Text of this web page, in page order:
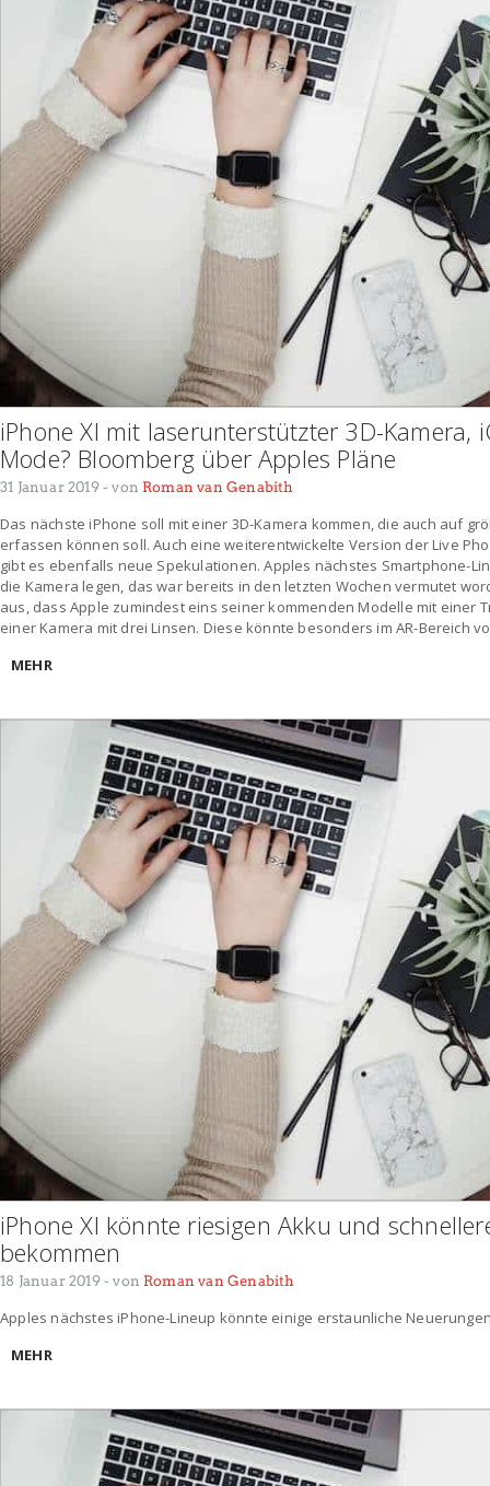
iPhone XI mit laserunterstützter 3D-Kamera,
Mode? Bloomberg über Apples Pläne
31 Januar 2019- von Roman van Genabith
Das nächste iPhone soll mit einer 3D-Kamera kommen, die auch auf
erfassen können soll. Auch eine weiterentwickelte Version der Live
gibt es ebenfalls neue Spekulationen. Apples nächstes Smartphone-
die Kamera legen, das war bereits in den letzten Wochen vermutet
aus, dass Apple zumindest eins seiner kommenden Modelle mit einer
einer Kamera mit drei Linsen. Diese könnte besonders im AR-Bereich
MEHR
iPhone XI könnte riesigen Akku und
bekommen
18 Januar 2019- von Roman van Genabith
Apples nächstes iPhone-Lineup könnte einige erstaunliche
MEHR